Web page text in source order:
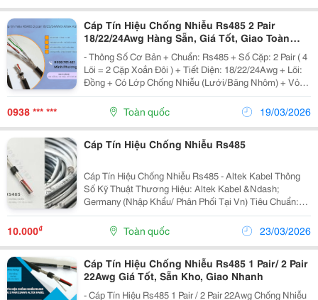
Cáp Tín Hiệu Chống Nhiễu Rs485 2 Pair
18/22/24Awg Hàng Sẵn, Giá Tốt, Giao Toàn
Quốc
- Thông Số Cơ Bản + Chuẩn: Rs485 + Số Cặp: 2 Pair ( 4
Lõi = 2 Cặp Xoắn Đôi ) + Tiết Diện: 18/22/24Awg + Lõi:
Đồng + Có Lớp Chống Nhiễu (Lưới/Băng Nhôm) + Vỏ
Pvc Bền - Ưu Điểm Nổi Bật + Chống Nhiễu Điện Từ Hiệu
Quả + Truyền Tín Hiệu...
0938 *** *** Toàn quốc 19/03/2026
Cáp Tín Hiệu Chống Nhiễu Rs485
Cáp Tín Hiệu Chống Nhiễu Rs485 - Altek Kabel Thông
Số Kỹ Thuật Thương Hiệu: Altek Kabel &Ndash;
Germany (Nhập Khẩu/ Phân Phối Tại Vn) Tiêu Chuẩn:
Đức/Ce Tiêu Chuẩn Chất Lượng Châu Âu Cấu Trúc Cơ
Bản: Số Lõi: 1 Pair (2 Lõi), 2 Pair (4 Lõi) ...
10.000₫ Toàn quốc 23/03/2026
Cáp Tín Hiệu Chống Nhiễu Rs485 1 Pair/ 2 Pair
22Awg Giá Tốt, Sẵn Kho, Giao Nhanh
- Cáp Tín Hiệu Rs485 1 Pair / 2 Pair 22Awg Chống Nhiễu